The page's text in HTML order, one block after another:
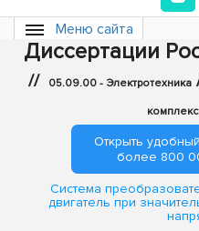
Меню сайта
Диссертации
// 05.09.00 - Электротехника
Открыть
более 800
Система
двигатель при